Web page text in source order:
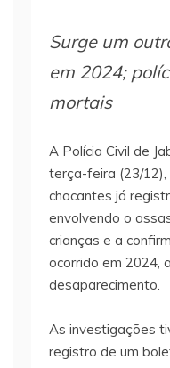
Surge um
em 2024;
mortais
A Polícia Civil de
terça-feira (23/12),
chocantes já
envolvendo o
crianças e a
ocorrido em 2024,
desaparecimento.
As investigações
registro de um